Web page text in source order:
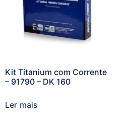
Kit Titanium com Corrente
– 91790 – DK 160
Ler mais